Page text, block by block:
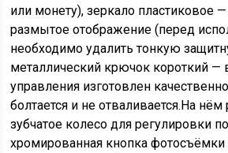
или монету), зеркало пластиковое
размытое отображение (перед
необходимо удалить тонкую
металлический крючок короткий —
управления изготовлен
болтается и не отваливается.На
зубчатое колесо для регулировки
хромированная кнопка фотосъёмки